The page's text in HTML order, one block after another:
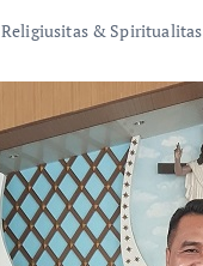
Religiusitas & Spiritualitas